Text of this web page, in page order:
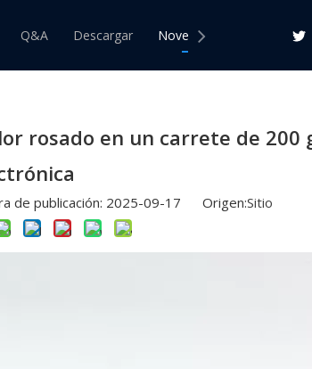
Barra de Estaño y Plomo
Pasta de
Pasta de
Q&A Descargar Novedades Contacto
rosado en un carrete de
publicación: 2025-09-17 Origen:Sitio